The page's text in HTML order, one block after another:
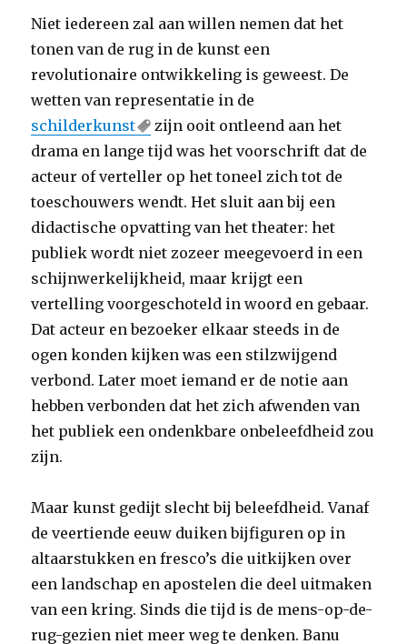
Niet iedereen zal aan willen nemen dat het
tonen van de rug in de kunst een
revolutionaire ontwikkeling is geweest. De
wetten van representatie in de
schilderkunst
zijn ooit ontleend aan het
drama en lange tijd was het voorschrift dat de
acteur of verteller op het toneel zich tot de
toeschouwers wendt. Het sluit aan bij een
didactische opvatting van het theater: het
publiek wordt niet zozeer meegevoerd in een
schijnwerkelijkheid, maar krijgt een
vertelling voorgeschoteld in woord en gebaar.
Dat acteur en bezoeker elkaar steeds in de
ogen konden kijken was een stilzwijgend
verbond. Later moet iemand er de notie aan
hebben verbonden dat het zich afwenden van
het publiek een ondenkbare onbeleefdheid zou
zijn.
Maar kunst gedijt slecht bij beleefdheid. Vanaf
de veertiende eeuw duiken bijfiguren op in
altaarstukken en fresco’s die uitkijken over
een landschap en apostelen die deel uitmaken
van een kring. Sinds die tijd is de mens-op-de-
rug-gezien niet meer weg te denken. Banu